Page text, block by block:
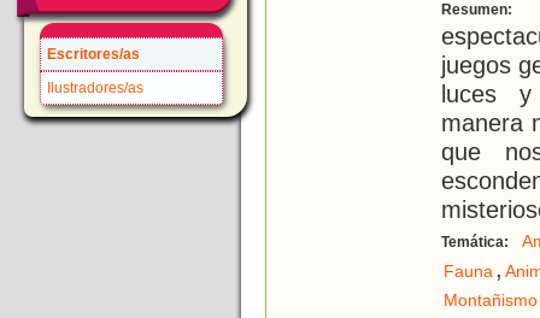
Escritores/as
Ilustradores/as
Resumen:
juegos
luces y
manera
que
Temática:
Fauna,
Montañismo